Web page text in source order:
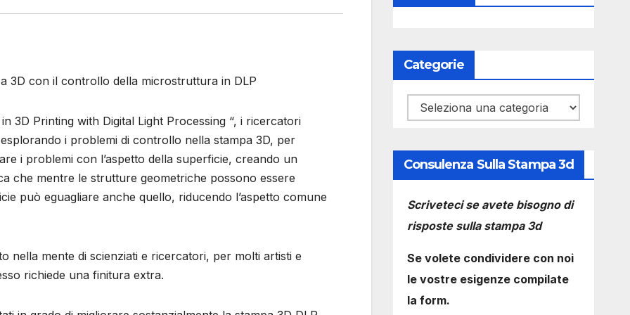
3D con il controllo della microstruttura in DLP
3D Printing with Digital Light Processing “, i ricercatori
i problemi di controllo nella stampa 3D, per
i problemi con l’aspetto della superficie, creando un
che mentre le strutture geometriche possono essere
può eguagliare anche quello, riducendo l’aspetto comune
nella mente di scienziati e ricercatori, per molti artisti e
richiede una finitura extra.
Categorie
Categorie
Consulenza Sulla Stampa 3d
Scriveteci se avete bisogno di
risposte sulla stampa 3d
Se volete condividere con noi
le vostre esigenze compilate
la form.